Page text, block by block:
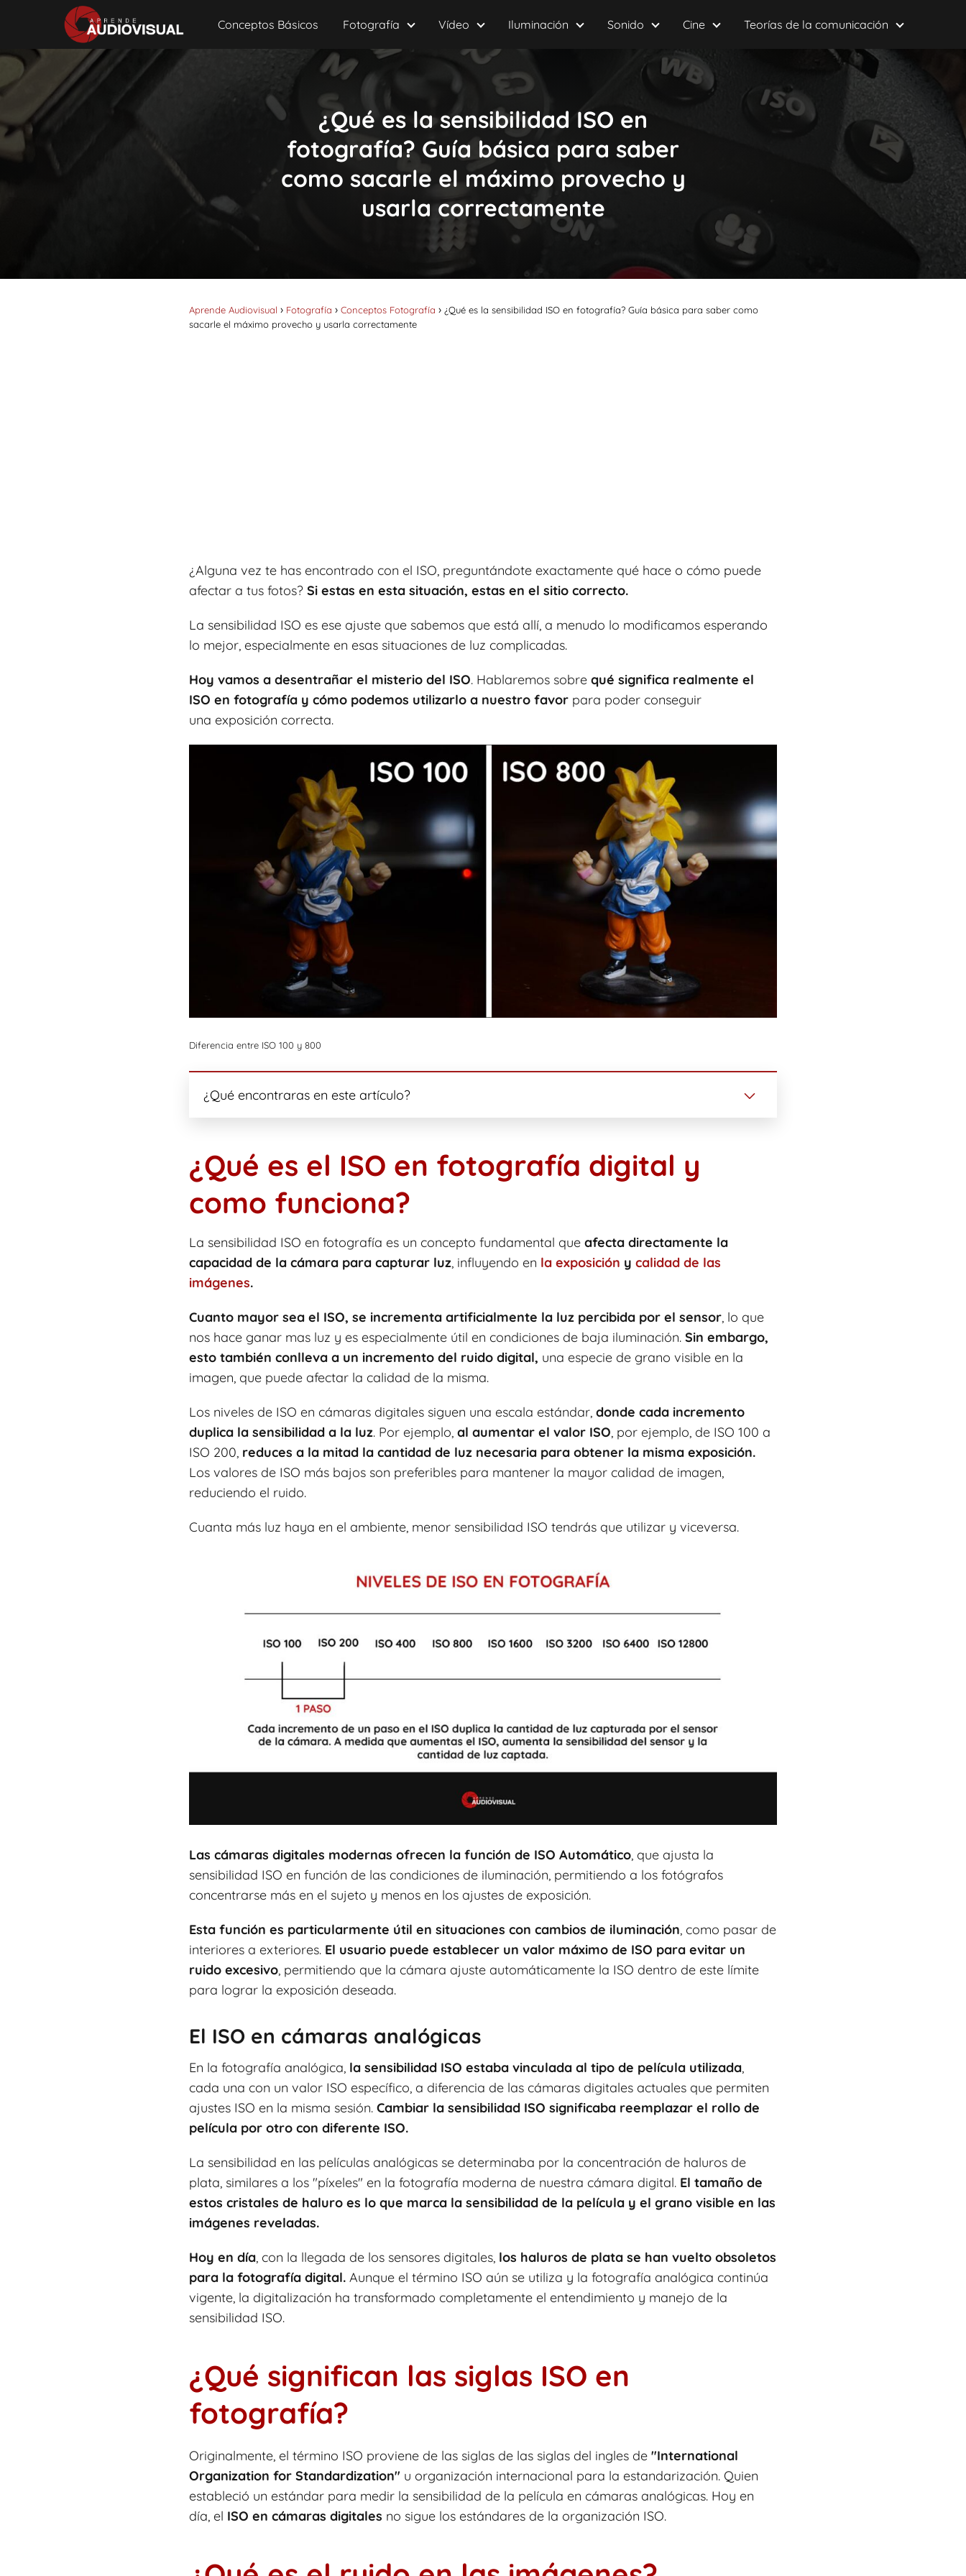
Conceptos Básicos Fotografía Vídeo Iluminación Sonido Cine Teorías de la comunicación
¿Qué es la sensibilidad ISO en
fotografía? Guía básica para saber
como sacarle el máximo provecho y
usarla correctamente
Aprende Audiovisual Fotografía Conceptos Fotografía
¿Qué es la sensibilidad ISO en fotografía? Guía básica para saber como
sacarle el máximo provecho y usarla correctamente
¿Alguna vez te has encontrado con el ISO, preguntándote exactamente qué hace o cómo puede
afectar a tus fotos? Si estas en esta situación, estas en el sitio correcto.
La sensibilidad ISO es ese ajuste que sabemos que está allí, a menudo lo modificamos esperando
lo mejor, especialmente en esas situaciones de luz complicadas.
Hoy vamos a desentrañar el misterio del ISO. Hablaremos sobre qué significa realmente el
ISO en fotografía y cómo podemos utilizarlo a nuestro favor para poder conseguir
una exposición correcta.
Diferencia entre ISO 100 y 800
¿Qué encontraras en este artículo?
¿Qué es el ISO en fotografía digital y
como funciona?
La sensibilidad ISO en fotografía es un concepto fundamental que afecta directamente la
capacidad de la cámara para capturar luz, influyendo en la exposición y calidad de las
imágenes.
Cuanto mayor sea el ISO, se incrementa artificialmente la luz percibida por el sensor, lo que
nos hace ganar mas luz y es especialmente útil en condiciones de baja iluminación. Sin embargo,
esto también conlleva a un incremento del ruido digital, una especie de grano visible en la
imagen, que puede afectar la calidad de la misma.
Los niveles de ISO en cámaras digitales siguen una escala estándar, donde cada incremento
duplica la sensibilidad a la luz. Por ejemplo, al aumentar el valor ISO, por ejemplo, de ISO 100 a
ISO 200, reduces a la mitad la cantidad de luz necesaria para obtener la misma exposición.
Los valores de ISO más bajos son preferibles para mantener la mayor calidad de imagen,
reduciendo el ruido.
Cuanta más luz haya en el ambiente, menor sensibilidad ISO tendrás que utilizar y viceversa.
Las cámaras digitales modernas ofrecen la función de ISO Automático, que ajusta la
sensibilidad ISO en función de las condiciones de iluminación, permitiendo a los fotógrafos
concentrarse más en el sujeto y menos en los ajustes de exposición.
Esta función es particularmente útil en situaciones con cambios de iluminación, como pasar de
interiores a exteriores. El usuario puede establecer un valor máximo de ISO para evitar un
ruido excesivo, permitiendo que la cámara ajuste automáticamente la ISO dentro de este límite
para lograr la exposición deseada​​.
El ISO en cámaras analógicas
En la fotografía analógica, la sensibilidad ISO estaba vinculada al tipo de película utilizada,
cada una con un valor ISO específico, a diferencia de las cámaras digitales actuales que permiten
ajustes ISO en la misma sesión. Cambiar la sensibilidad ISO significaba reemplazar el rollo de
película por otro con diferente ISO.
La sensibilidad en las películas analógicas se determinaba por la concentración de haluros de
plata, similares a los "píxeles" en la fotografía moderna de nuestra cámara digital. El tamaño de
estos cristales de haluro es lo que marca la sensibilidad de la película y el grano visible en las
imágenes reveladas.
Hoy en día, con la llegada de los sensores digitales, los haluros de plata se han vuelto obsoletos
para la fotografía digital. Aunque el término ISO aún se utiliza y la fotografía analógica continúa
vigente, la digitalización ha transformado completamente el entendimiento y manejo de la
sensibilidad ISO.
¿Qué significan las siglas ISO en
fotografía?
Originalmente, el término ISO proviene de las siglas de las siglas del ingles de "International
Organization for Standardization" u organización internacional para la estandarización. Quien
estableció un estándar para medir la sensibilidad de la película en cámaras analógicas. Hoy en
día, el ISO en cámaras digitales no sigue los estándares de la organización ISO.